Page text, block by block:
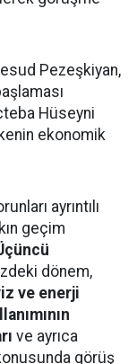
Pezeşkiyan,
Hüseyni
ekonomik
ayrıntılı
geçim
dönem,
ve enerji
ve ayrıca
görüş